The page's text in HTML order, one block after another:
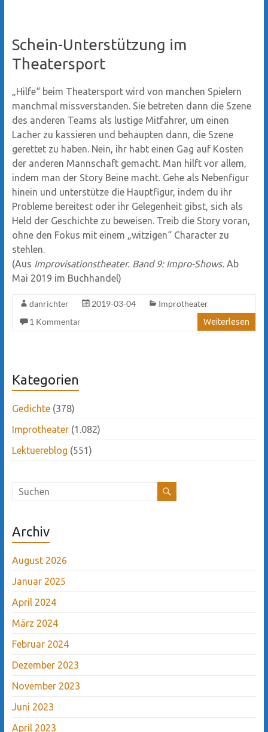
Schein-Unterstützung im
Theatersport
„Hilfe“ beim Theatersport wird von manchen Spielern
manchmal missverstanden. Sie betreten dann die Szene
des anderen Teams als lustige Mitfahrer, um einen
Lacher zu kassieren und behaupten dann, die Szene
gerettet zu haben. Nein, ihr habt einen Gag auf Kosten
der anderen Mannschaft gemacht. Man hilft vor allem,
indem man der Story Beine macht. Gehe als Nebenfigur
hinein und unterstütze die Hauptfigur, indem du ihr
Probleme bereitest oder ihr Gelegenheit gibst, sich als
Held der Geschichte zu beweisen. Treib die Story voran,
ohne den Fokus mit einem „witzigen“ Character zu
stehlen.
(Aus Improvisationstheater. Band 9: Impro-Shows.Ab
Mai 2019 im Buchhandel)
danrichter 2019-03-04
Improtheater
1 Kommentar
Weiterlesen
Kategorien
Gedichte(378)
Improtheater(1.082)
Lektuereblog (551)
Archiv
August 2026
Januar 2025
April 2024
März 2024
Februar 2024
Dezember 2023
November 2023
Juni 2023
April 2023